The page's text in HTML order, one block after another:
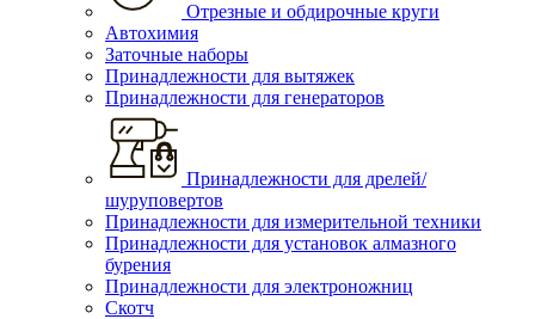
Отрезные и обдирочные круги
Автохимия
Заточные наборы
Принадлежности для вытяжек
Принадлежности для генераторов
Принадлежности для дрелей/
шуруповертов
Принадлежности для измерительной техники
Принадлежности для установок алмазного
бурения
Принадлежности для электроножниц
Скотч